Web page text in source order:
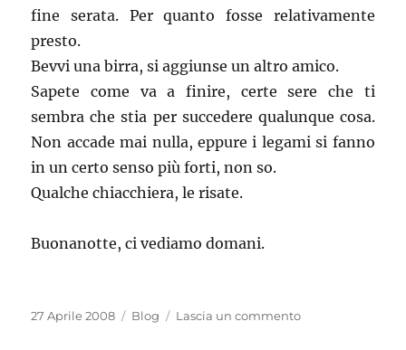
fine serata. Per quanto fosse relativamente
presto.
Bevvi una birra, si aggiunse un altro amico.
Sapete come va a finire, certe sere che ti
sembra che stia per succedere qualunque cosa.
Non accade mai nulla, eppure i legami si fanno
in un certo senso più forti, non so.
Qualche chiacchiera, le risate.
Buonanotte, ci vediamo domani.
Pubblicato
27 Aprile 2008 Categorie
Blog Lascia un commentosu